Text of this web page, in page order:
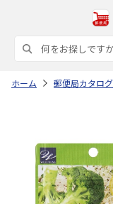
ホーム 郵便局カタログ